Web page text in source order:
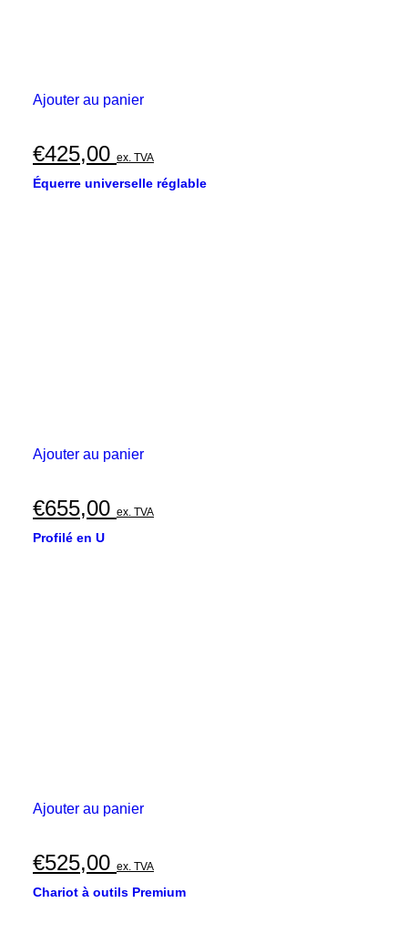
Ajouter au panier
€425,00 ex. TVA
Équerre universelle réglable
Ajouter au panier
€655,00 ex. TVA
Profilé en U
Ajouter au panier
€525,00 ex. TVA
Chariot à outils Premium